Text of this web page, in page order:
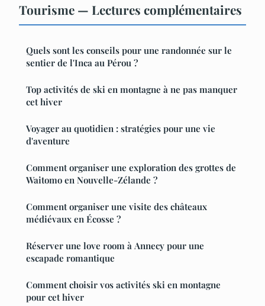
Tourisme — Lectures complémentaires
Quels sont les conseils pour une randonnée sur le
sentier de l'Inca au Pérou ?
Top activités de ski en montagne à ne pas manquer
cet hiver
Voyager au quotidien : stratégies pour une vie
d'aventure
Comment organiser une exploration des grottes de
Waitomo en Nouvelle-Zélande ?
Comment organiser une visite des châteaux
médiévaux en Écosse ?
Réserver une love room à Annecy pour une
escapade romantique
Comment choisir vos activités ski en montagne
pour cet hiver